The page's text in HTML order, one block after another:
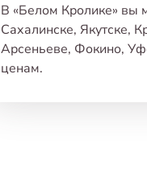
В «Белом Кролике» вы
Сахалинске, Якутске,
Арсеньеве, Фокино,
ценам.
Либо сделать
Наши клиенты